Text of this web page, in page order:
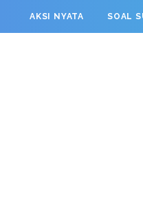
|| {cmd: []};
AKSI NYATA SOAL